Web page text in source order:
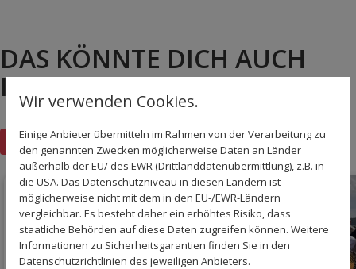
DAS KÖNNTE DICH AUCH
INTERESSIEREN!
Zurück zur Übersicht
Wir verwenden Cookies.
Einige Anbieter übermitteln im Rahmen von der Verarbeitung zu
den genannten Zwecken möglicherweise Daten an Länder
außerhalb der EU/ des EWR (Drittlanddatenübermittlung), z.B. in
die USA. Das Datenschutzniveau in diesen Ländern ist
möglicherweise nicht mit dem in den EU-/EWR-Ländern
vergleichbar. Es besteht daher ein erhöhtes Risiko, dass
staatliche Behörden auf diese Daten zugreifen können. Weitere
Informationen zu Sicherheitsgarantien finden Sie in den
Datenschutzrichtlinien des jeweiligen Anbieters.